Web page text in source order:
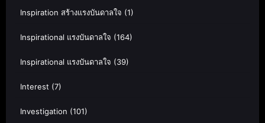
Inspiration สร้างแรงบันดาลใจ (1)
Inspirational แรงบันดาลใจ (164)
Inspirational แรงบันดาลใจ (39)
Interest (7)
Investigation (101)